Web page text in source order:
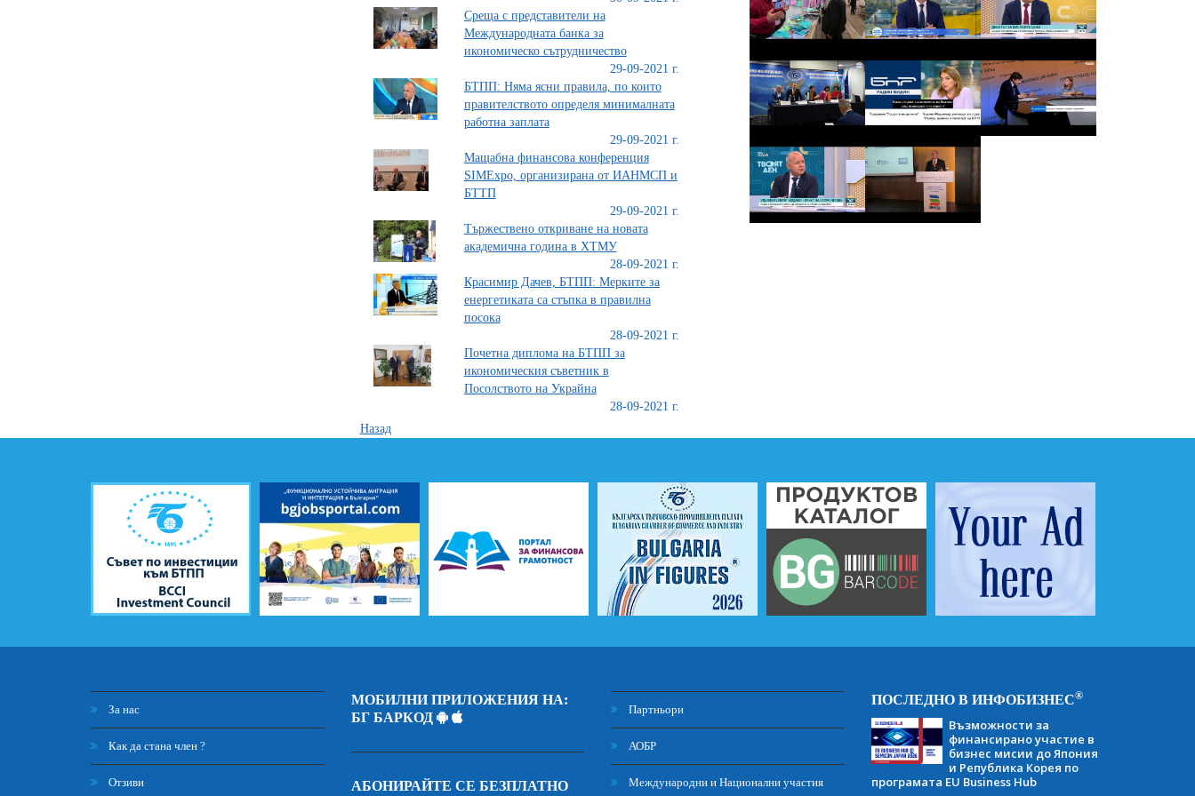
Среща с представители на
Международната банка за
икономическо сътрудничество
29-09-2021 г.
БТПП: Няма ясни правила, по които
правителството определя минималната
работна заплата
29-09-2021 г.
Мащабна финансова конференция
SIMExpo, организирана от ИАНМСП и
БТТП
29-09-2021 г.
Тържествено откриване на новата
академична година в ХТМУ
28-09-2021 г.
Красимир Дачев, БТПП: Мерките за
енергетиката са стъпка в правилна
посокa
28-09-2021 г.
Почетна диплома на БТПП за
икономическия съветник в
Посолството на Украйна
28-09-2021 г.
Назад
За нас
Как да стана член ?
Отзиви
МОБИЛНИ ПРИЛОЖЕНИЯ НА:
БГ БАРКОД
АБОНИРАЙТЕ СЕ БЕЗПЛАТНО
Партньори
АОБР
Международни и Национални участия
ПОСЛЕДНО В ИНФОБИЗНЕС®
Възможности за
финансирано участие в
бизнес мисии до Япония
и Република Корея по
програмата EU Business Hub